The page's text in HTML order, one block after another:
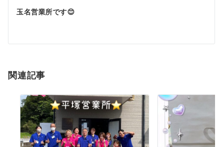
ゲ
シ
ン
玉名営業所です😊
関連記事